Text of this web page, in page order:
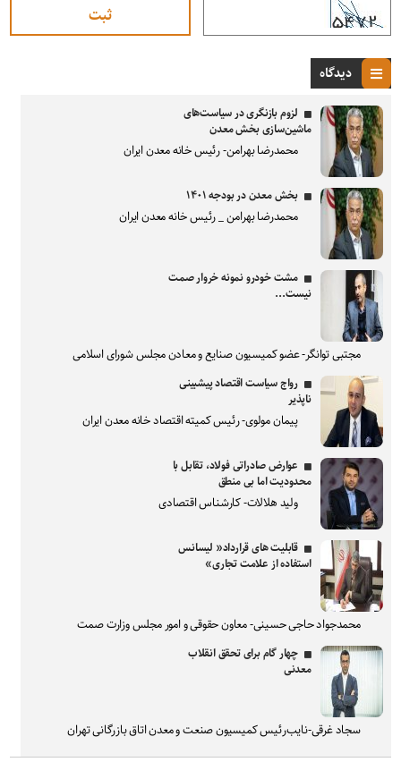
دیدگاه
لزوم بازنگری در سیاست‌های
ماشین‌سازی بخش معدن
محمدرضا بهرامن- رئیس خانه معدن ایران
بخش معدن در بودجه ۱۴۰۱
محمدرضا بهرامن _ رئیس خانه معدن ایران
مشت خودرو نمونه خروار صمت
نیست...
مجتبی توانگر- عضو کمیسیون صنایع و معادن مجلس شورای اسلامی
رواج سیاست اقتصاد پیشبینی
ناپذیر
پیمان مولوی- رئیس کمیته اقتصاد خانه معدن ایران
عوارض صادراتی فولاد، تقابل با
محدودیت اما بی منطق
ولید هلالات- کارشناس اقتصادی
قابلیت های قرارداد« لیسانس
استفاده از علامت تجاری»
محمدجواد حاجی حسینی- معاون حقوقی و امور مجلس وزارت صمت
چهار گام برای تحقق انقلاب
معدنی
سجاد غرقی-نایب‌رئیس کمیسیون صنعت و معدن اتاق بازرگانی تهران